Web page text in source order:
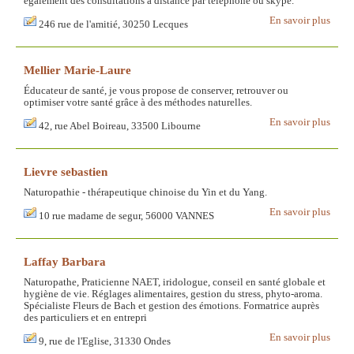
En savoir plus
246 rue de l'amitié, 30250 Lecques
Mellier Marie-Laure
Éducateur de santé, je vous propose de conserver, retrouver ou
optimiser votre santé grâce à des méthodes naturelles.
En savoir plus
42, rue Abel Boireau, 33500 Libourne
Lievre sebastien
Naturopathie - thérapeutique chinoise du Yin et du Yang.
En savoir plus
10 rue madame de segur, 56000 VANNES
Laffay Barbara
Naturopathe, Praticienne NAET, iridologue, conseil en santé globale et
hygiène de vie. Réglages alimentaires, gestion du stress, phyto-aroma.
Spécialiste Fleurs de Bach et gestion des émotions. Formatrice auprès
des particuliers et en entrepri
En savoir plus
9, rue de l'Eglise, 31330 Ondes